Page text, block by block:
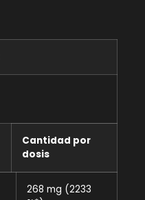
Cantidad por
dosis
268 mg (2233